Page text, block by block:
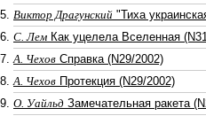
Виктор Драгунский "Тиха
С. Лем Как уцелела Вселенная
А. Чехов Справка (N29/2002)
А. Чехов Протекция (N29/2002)
О. Уайльд Замечательная ракета